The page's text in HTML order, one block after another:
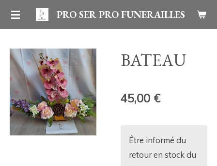
Passer
principal
PRO SER PRO FUNERAILLES
BATEAU
45,00 €
Être informé du
retour en stock du